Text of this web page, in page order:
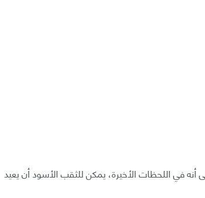
أنه في اللحظات الأخيرة، يمكن للثقب الأسود أن يعيد